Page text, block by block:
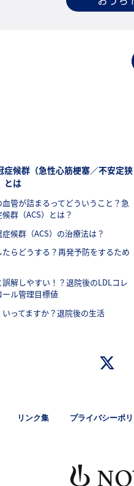
症候群（急性心筋梗塞／不安定狭
とは
管が詰まるってどういうこと？急
群（ACS）とは？
候群（ACS）の治療法は？
たらどうする？再発予防をするため
誤解しやすい！？退院後のLDLコレ
ール管理目標値
いってますか？退院後の生活
リンク集 プライバシーポ